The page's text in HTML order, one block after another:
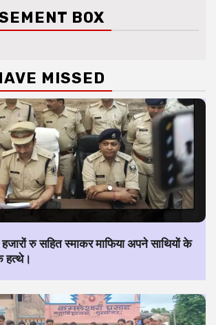
BOX
MISSED
रु सहित स्माकर माफिया अपने साथियों के
हत्थे।